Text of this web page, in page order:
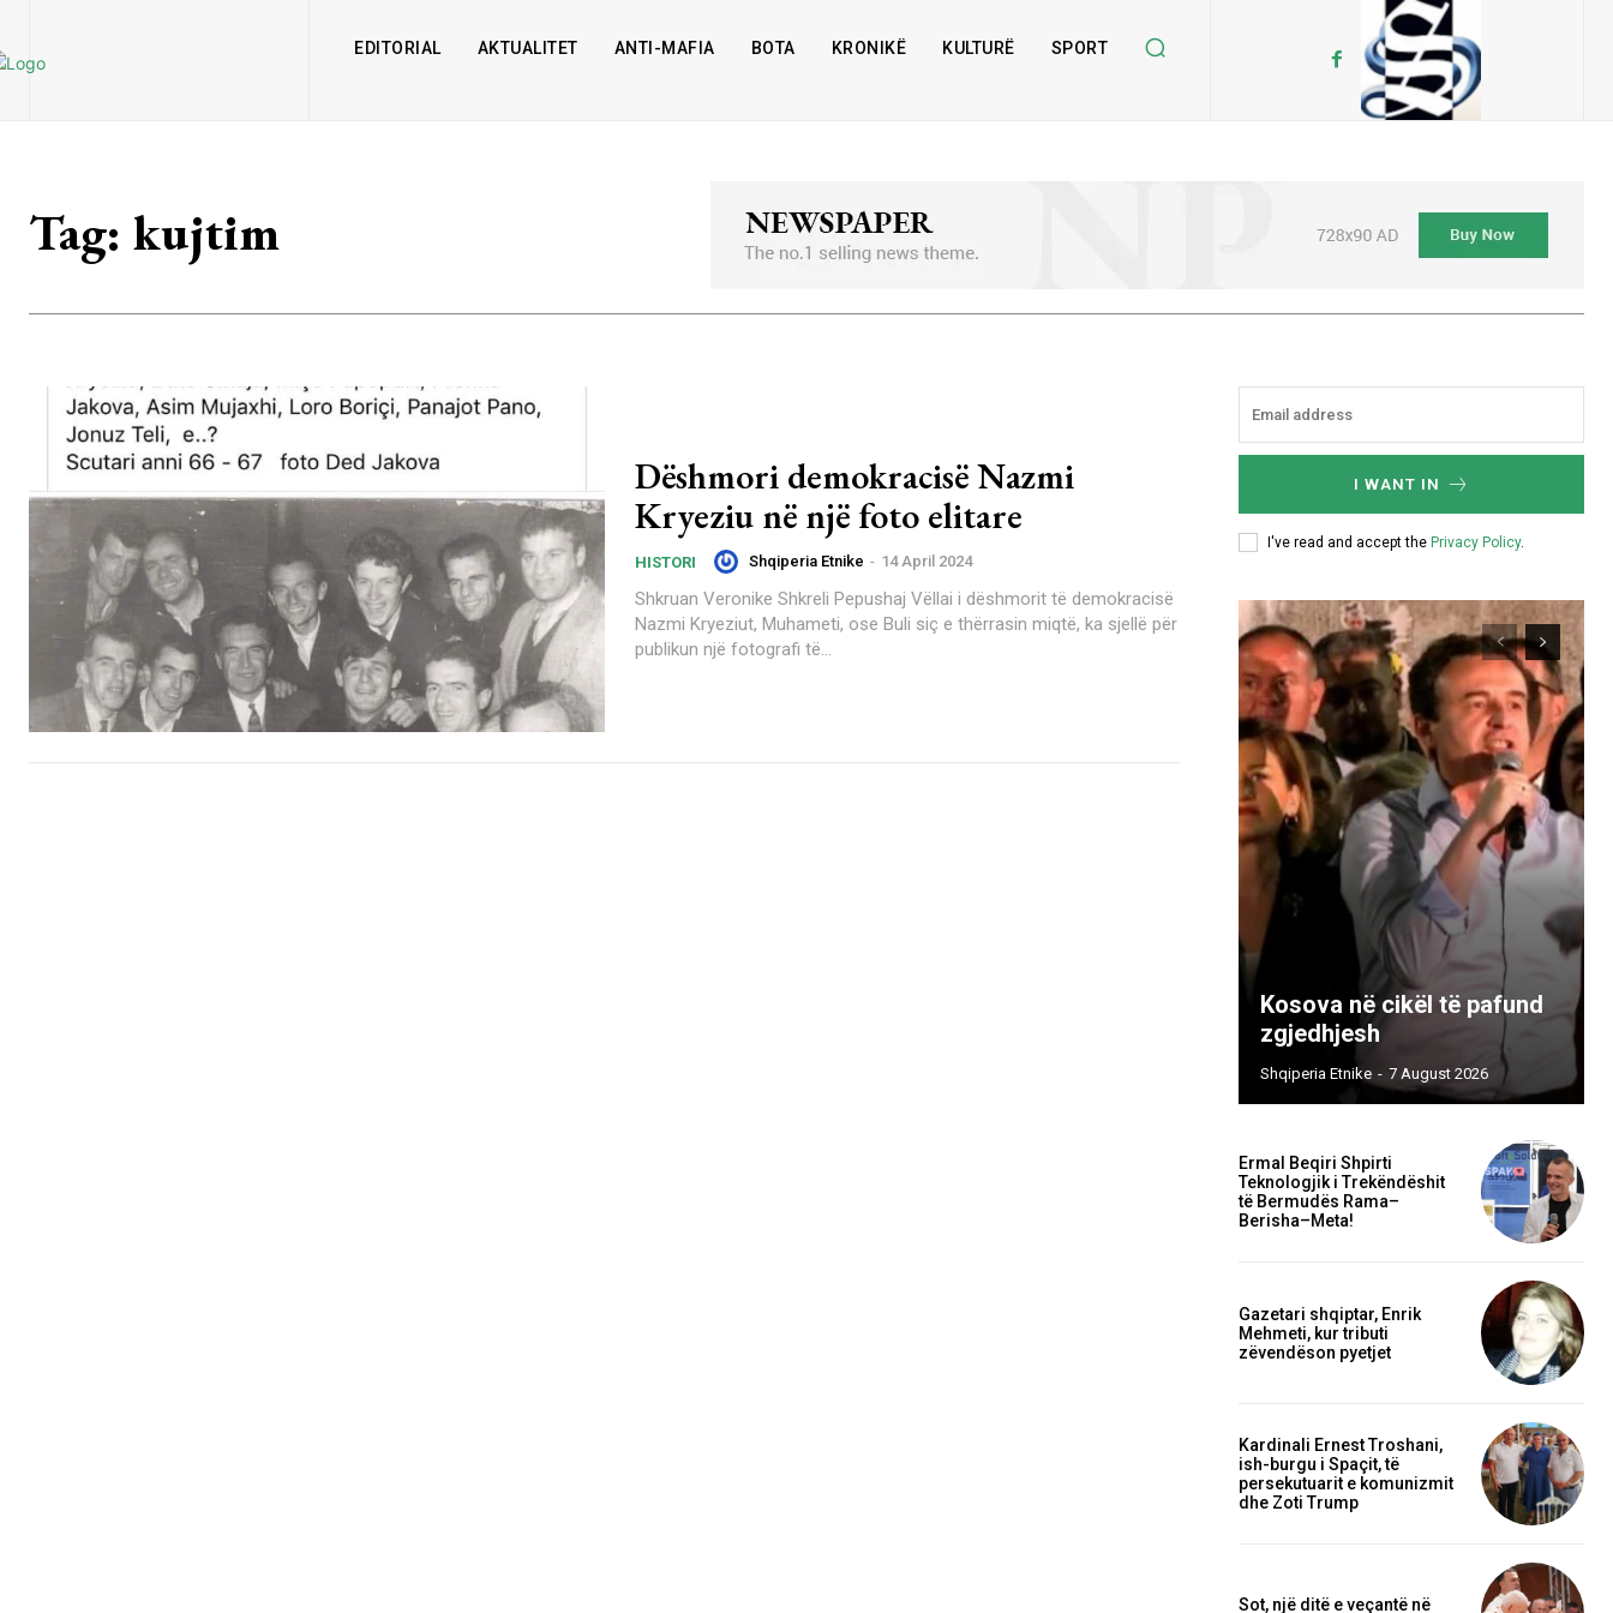
EDITORIAL AKTUALITET ANTI-MAFIA BOTA KRONIKË KULTURË SPORT
Tag: kujtim
Dëshmori demokracisë Nazmi
Kryeziu në një foto elitare
HISTORI Shqiperia Etnike - 14 April 2024
Shkruan Veronike Shkreli Pepushaj Vëllai i dëshmorit të demokracisë
Nazmi Kryeziut, Muhameti, ose Buli siç e thërrasin miqtë, ka sjellë për
publikun një fotografi të...
I WANT IN
I've read and accept the Privacy Policy.
Kosova në cikël të pafund
zgjedhjesh
Shqiperia Etnike - 7 August 2026
Ermal Beqiri Shpirti
Teknologjik i Trekëndëshit
të Bermudës Rama–
Berisha–Meta!
Gazetari shqiptar, Enrik
Mehmeti, kur tributi
zëvendëson pyetjet
Kardinali Ernest Troshani,
ish-burgu i Spaçit, të
persekutuarit e komunizmit
dhe Zoti Trump
Sot, një ditë e veçantë në